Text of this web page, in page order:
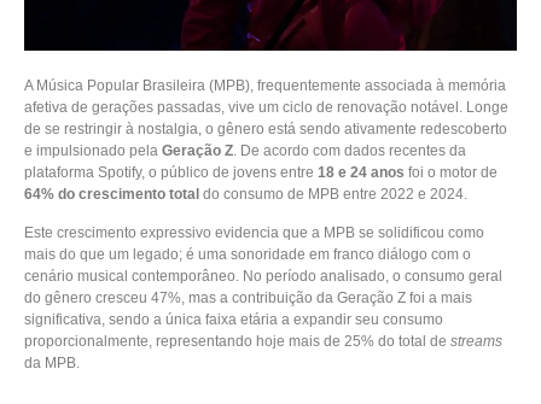
A Música Popular Brasileira (MPB), frequentemente associada à memória
afetiva de gerações passadas, vive um ciclo de renovação notável. Longe
de se restringir à nostalgia, o gênero está sendo ativamente redescoberto
e impulsionado pela Geração Z . De acordo com dados recentes da
plataforma Spotify, o público de jovens entre 18 e 24 anos foi o motor de
64% do crescimento total do consumo de MPB entre 2022 e 2024.
Este crescimento expressivo evidencia que a MPB se solidificou como
mais do que um legado; é uma sonoridade em franco diálogo com o
cenário musical contemporâneo. No período analisado, o consumo geral
do gênero cresceu 47%, mas a contribuição da Geração Z foi a mais
significativa, sendo a única faixa etária a expandir seu consumo
proporcionalmente, representando hoje mais de 25% do total de streams
da MPB.